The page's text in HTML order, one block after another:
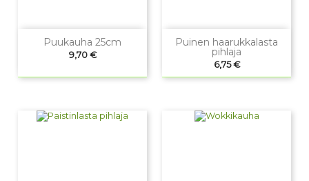
Puukauha 25cm
Hinta
9,70 €
Puinen haarukkalasta
pihlaja
Hinta
6,75 €